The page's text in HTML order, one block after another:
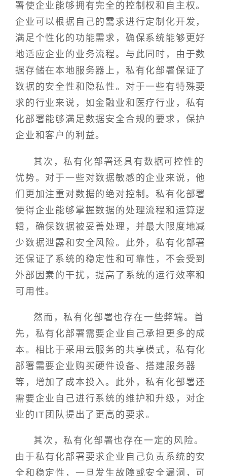
署使企业能够拥有完全的控制权和自主权。
企业可以根据自己的需求进行定制化开发，
满足个性化的功能需求，确保系统能够更好
地适应企业的业务流程。与此同时，由于数
据存储在本地服务器上，私有化部署保证了
数据的安全性和隐私性。对于一些有特殊要
求的行业来说，如金融业和医疗行业，私有
化部署能够满足数据安全合规的要求，保护
企业和客户的利益。
其次，私有化部署还具有数据可控性的
优势。对于一些对数据敏感的企业来说，他
们更加注重对数据的绝对控制。私有化部署
使得企业能够掌握数据的处理流程和运算逻
辑，确保数据被妥善处理，并最大限度地减
少数据泄露和安全风险。此外，私有化部署
还保证了系统的稳定性和可靠性，不会受到
外部因素的干扰，提高了系统的运行效率和
可用性。
然而，私有化部署也存在一些弊端。首
先，私有化部署需要企业自己承担更多的成
本。相比于采用云服务的共享模式，私有化
部署需要企业购买硬件设备、搭建服务器
等，增加了成本投入。此外，私有化部署还
需要企业自己进行系统的维护和升级，对企
业的IT团队提出了更高的要求。
其次，私有化部署也存在一定的风险。
由于私有化部署要求企业自己负责系统的安
全和稳定性，一旦发生故障或安全漏洞，可